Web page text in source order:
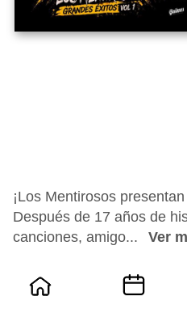
¡Los Mentirosos
Después de 17 años de
canciones, amigo...
Ver